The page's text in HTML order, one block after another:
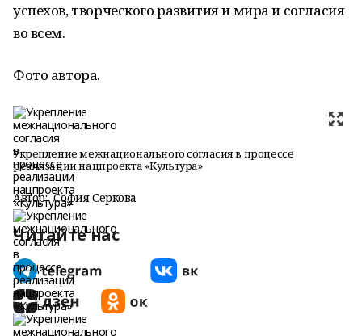
успехов, творческого развития и мира и согласия
во всем.
Фото автора.
Укрепление межнационального согласия в процессе
реализации нацпроекта «Культура»
Автор: София Серкова
Читайте нас